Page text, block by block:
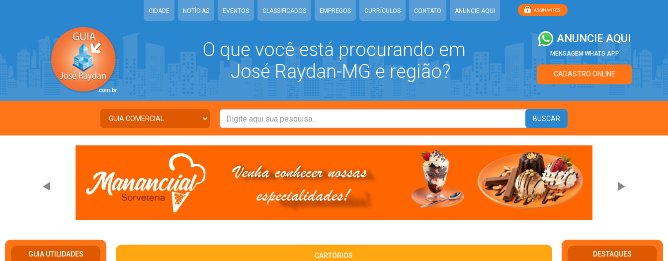
CIDADE NOTÍCIAS EVENTOS CLASSIFICADOS EMPREGOS CURRÍCULOS CONTATO ANUNCIE AQUI
O que você está procurando em
José Raydan-MG e região?
ANUNCIE AQUI
MENSAGEM WHATS APP
CADASTRO ONLINE
GUIA UTILIDADES CARTÓRIOS DESTAQUES